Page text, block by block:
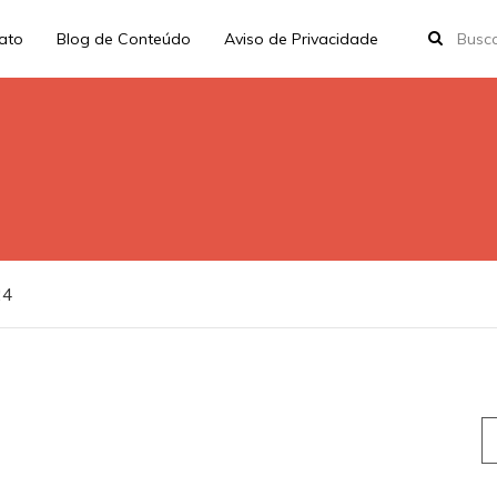
Blog de Conteúdo Aviso de Privacidade